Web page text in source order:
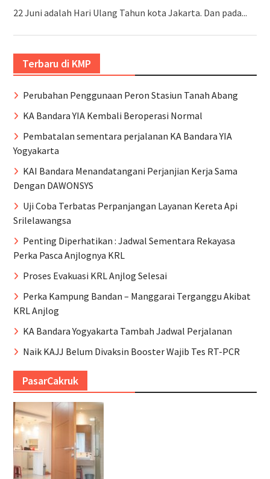
22 Juni adalah Hari Ulang Tahun kota Jakarta. Dan pada...
Terbaru di KMP
Perubahan Penggunaan Peron Stasiun Tanah Abang
KA Bandara YIA Kembali Beroperasi Normal
Pembatalan sementara perjalanan KA Bandara YIA
Yogyakarta
KAI Bandara Menandatangani Perjanjian Kerja Sama
Dengan DAWONSYS
Uji Coba Terbatas Perpanjangan Layanan Kereta Api
Srilelawangsa
Penting Diperhatikan : Jadwal Sementara Rekayasa
Perka Pasca Anjlognya KRL
Proses Evakuasi KRL Anjlog Selesai
Perka Kampung Bandan – Manggarai Terganggu Akibat
KRL Anjlog
KA Bandara Yogyakarta Tambah Jadwal Perjalanan
Naik KAJJ Belum Divaksin Booster Wajib Tes RT-PCR
PasarCakruk